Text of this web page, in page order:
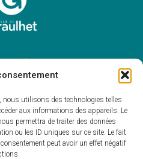
nous utilisons des technologies telles
aux informations des appareils. Le
permettra de traiter des données
ou les ID uniques sur ce site. Le fait
peut avoir un effet négatif
Graulhet
42 85 50
graulhet.fr
au vendredi :